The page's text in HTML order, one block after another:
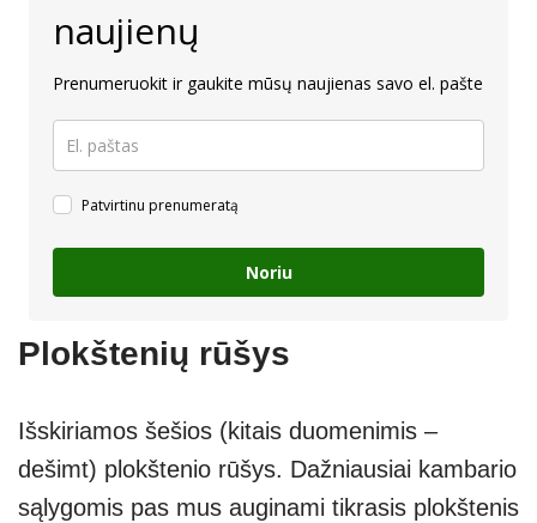
naujienų
Prenumeruokit ir gaukite mūsų naujienas savo el. pašte
Patvirtinu prenumeratą
Noriu
Plokštenių rūšys
Išskiriamos šešios (kitais duomenimis –
dešimt) plokštenio rūšys. Dažniausiai kambario
sąlygomis pas mus auginami tikrasis plokštenis